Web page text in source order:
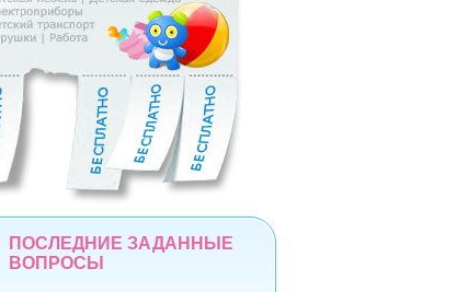
9
ПОСЛЕДНИЕ ЗАДАННЫЕ
ВОПРОСЫ